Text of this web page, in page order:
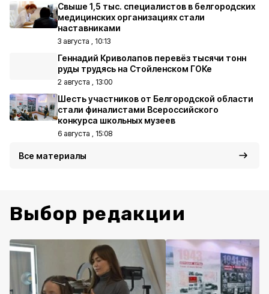
Свыше 1,5 тыс. специалистов в белгородских
медицинских организациях стали
наставниками
3 августа , 10:13
Геннадий Криволапов перевёз тысячи тонн
руды трудясь на Стойленском ГОКе
2 августа , 13:00
Шесть участников от Белгородской области
стали финалистами Всероссийского
конкурса школьных музеев
6 августа , 15:08
Все материалы
Выбор редакции